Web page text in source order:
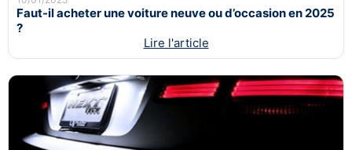
Faut-il acheter une voiture neuve ou d’occasion en 2025
?
Lire l'article